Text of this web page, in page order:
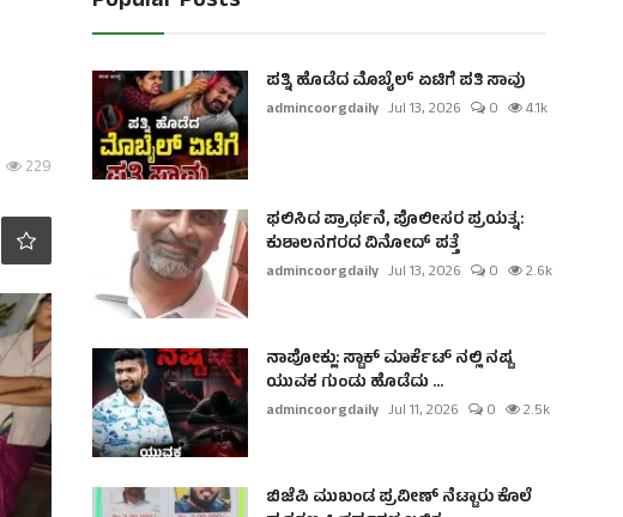
229
ಪತ್ನಿ ಹೊಡೆದ ಮೊಬೈಲ್ ಏಟಿಗೆ ಪತಿ ಸಾವು
admincoorgdaily Jul 13, 2026 0 4.1k
ಫಲಿಸಿದ ಪ್ರಾರ್ಥನೆ, ಪೊಲೀಸರ ಪ್ರಯತ್ನ:
ಕುಶಾಲನಗರದ ವಿನೋದ್ ಪತ್ತೆ
admincoorgdaily Jul 13, 2026 0 2.6k
ನಾಪೋಕ್ಲು: ಸ್ಟಾಕ್ ಮಾರ್ಕೆಟ್ ನಲ್ಲಿ ನಷ್ಟ
ಯುವಕ ಗುಂಡು ಹೊಡೆದು ...
admincoorgdaily Jul 11, 2026 0 2.5k
ಬಿಜೆಪಿ ಮುಖಂಡ ಪ್ರವೀಣ್ ನೆಟ್ಟಾರು ಕೊಲೆ